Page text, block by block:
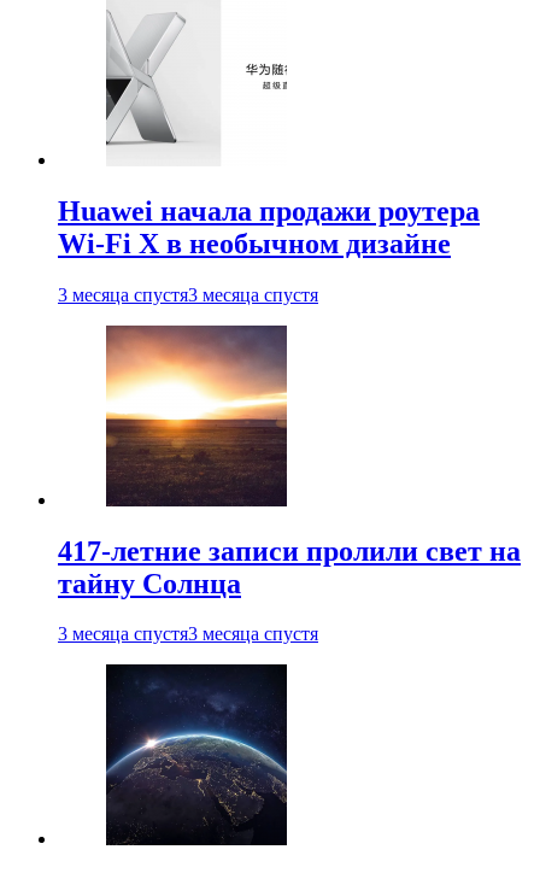
Huawei начала продажи роутера
Wi-Fi X в необычном дизайне
3 месяца спустя3 месяца спустя
417-летние записи пролили свет на
тайну Солнца
3 месяца спустя3 месяца спустя